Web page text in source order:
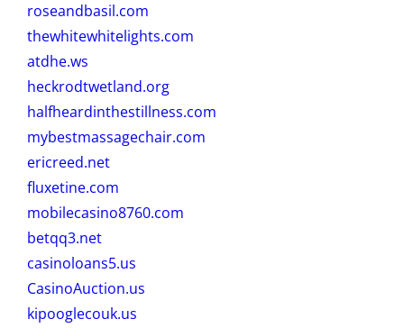
roseandbasil.com
thewhitewhitelights.com
atdhe.ws
heckrodtwetland.org
halfheardinthestillness.com
mybestmassagechair.com
ericreed.net
fluxetine.com
mobilecasino8760.com
betqq3.net
casinoloans5.us
CasinoAuction.us
kipooglecouk.us